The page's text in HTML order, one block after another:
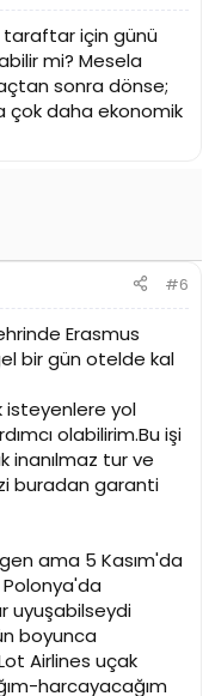
taraftar için günü
mi? Mesela
sonra dönse;
çok daha ekonomik
#6
Erasmus
bir gün otelde kal
isteyenlere yol
olabilirim.Bu işi
inanılmaz tur ve
buradan garanti
ama 5 Kasım'da
uyuşabilseydi
boyunca
Airlines uçak
harcayacağım